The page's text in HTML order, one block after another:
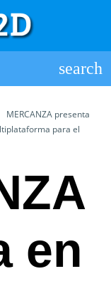
MERCANZA presenta
para el
en